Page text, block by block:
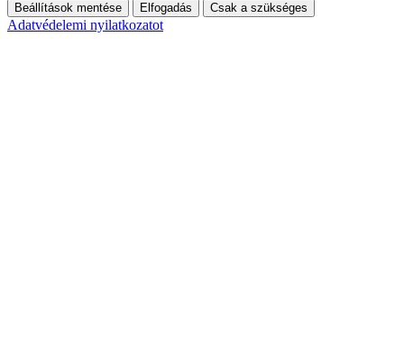
Beállítások mentése Elfogadás Csak a szükséges
Adatvédelemi nyilatkozatot